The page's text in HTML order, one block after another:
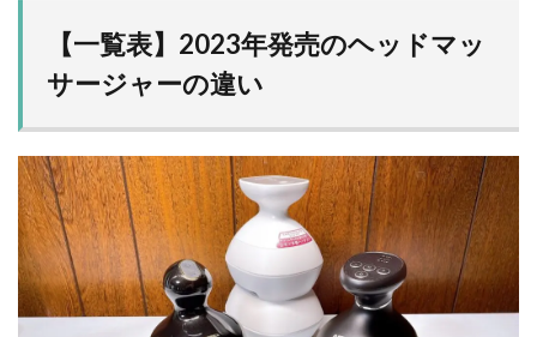
【一覧表】2023年発売のヘッドマッ
サージャーの違い